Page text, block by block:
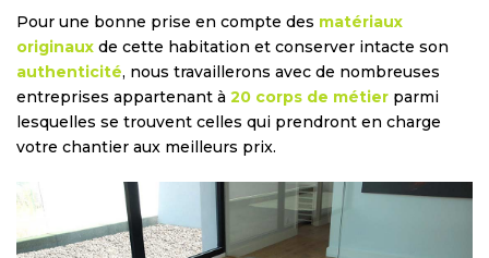
Pour une bonne prise en compte des matériaux
originaux de cette habitation et conserver intacte son
authenticité, nous travaillerons avec de nombreuses
entreprises appartenant à 20 corps de métier parmi
lesquelles se trouvent celles qui prendront en charge
votre chantier aux meilleurs prix.